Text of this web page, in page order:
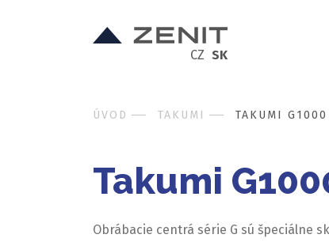
CZ SK
ÚVOD TAKUMI TAKUMI G1000
Takumi
Obrábacie centrá série G sú špeciálne